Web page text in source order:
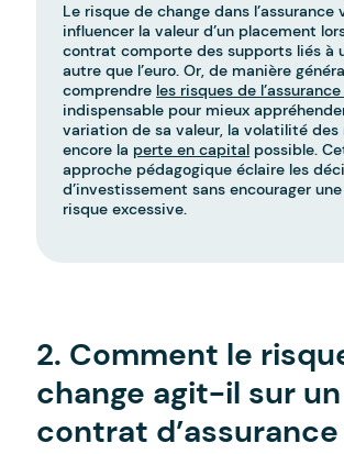
Le risque de change dans l’assurance
influencer la valeur d’un placement
contrat comporte des supports liés à
autre que l’euro. Or, de manière
comprendre les risques de
indispensable pour mieux
variation de sa valeur, la volatilité des
encore la perte en capital possible.
approche pédagogique éclaire les
d’investissement sans encourager
risque excessive.
2. Comment le
change agit-il sur un
contrat d’assurance